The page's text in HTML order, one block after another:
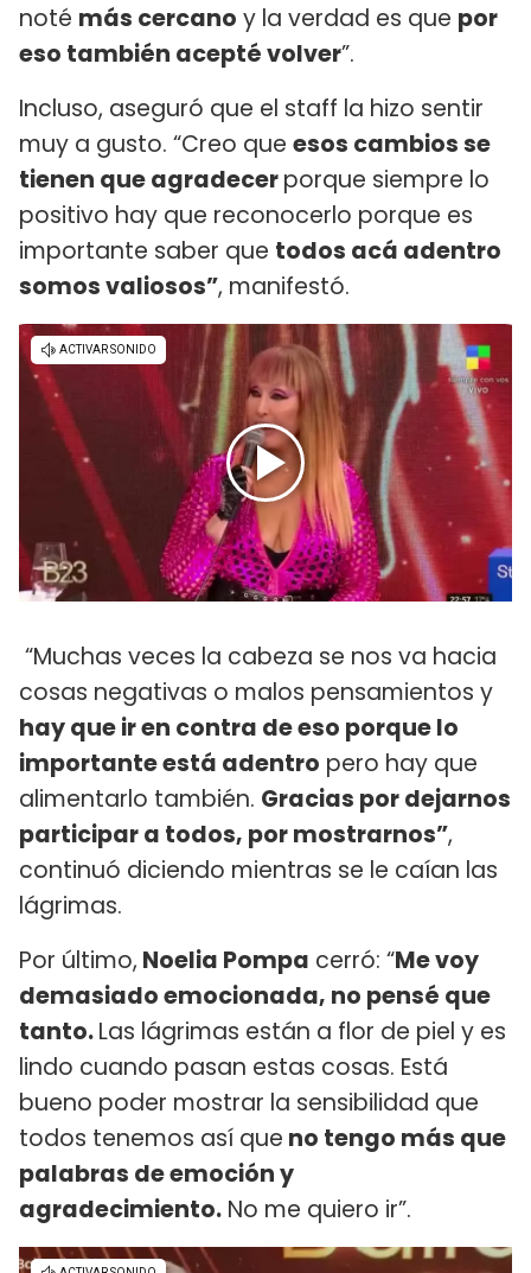
noté más cercano y la verdad es que por
eso también acepté volver”.
Incluso, aseguró que el staff la hizo sentir
muy a gusto. “Creo que esos cambios se
tienen que agradecerporque siempre lo
positivo hay que reconocerlo porque es
importante saber que todos acá adentro
somos valiosos”, manifestó.
“Muchas veces la cabeza se nos va hacia
cosas negativas o malos pensamientos y
hay que ir en contra de eso porque lo
importante está adentro pero hay que
alimentarlo también. Gracias por dejarnos
participar a todos, por mostrarnos”,
continuó diciendo mientras se le caían las
lágrimas.
Por último, Noelia Pompa cerró: “Me voy
demasiado emocionada, no pensé que
tanto.Las lágrimas están a flor de piel y es
lindo cuando pasan estas cosas. Está
bueno poder mostrar la sensibilidad que
todos tenemos así que no tengo más que
palabras de emoción y
agradecimiento. No me quiero ir”.